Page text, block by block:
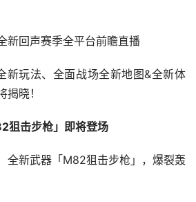
新回声赛季全平台前瞻直播
新玩法、全面战场全新地图&全新体
晓！
狙击步枪」即将登场
全新武器「M82狙击步枪」，爆裂轰